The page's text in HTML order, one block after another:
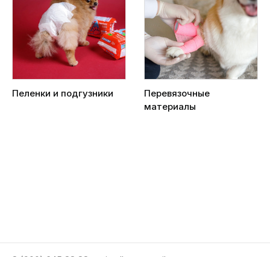
Пеленки и подгузники
Перевязочные
материалы